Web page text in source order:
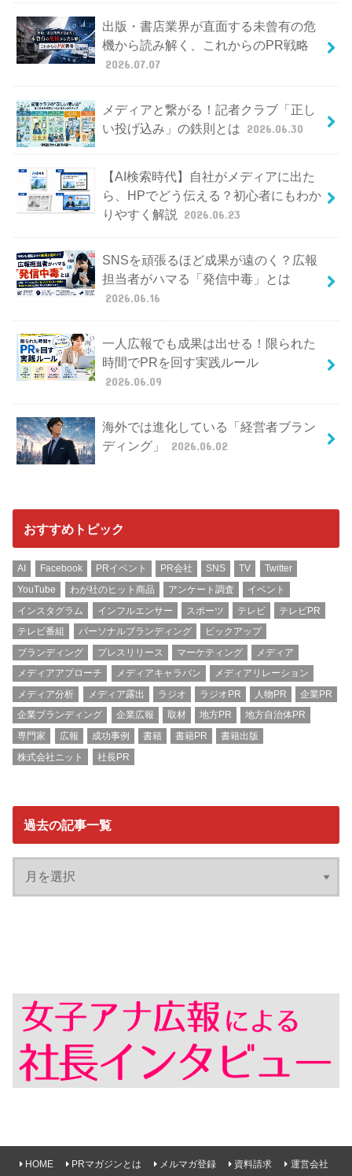
出版・書店業界が直面する未曾有の危
機から読み解く、これからのPR戦略
2026.07.07
メディアと繋がる！記者クラブ「正し
い投げ込み」の鉄則とは 2026.06.30
【AI検索時代】自社がメディアに出た
ら、HPでどう伝える？初心者にもわか
りやすく解説
2026.06.23
SNSを頑張るほど成果が遠のく？広報
担当者がハマる「発信中毒」とは
2026.06.16
一人広報でも成果は出せる！限られた
時間でPRを回す実践ルール
2026.06.09
海外では進化している「経営者ブラン
ディング」
2026.06.02
おすすめトピック
AI Facebook PRイベント PR会社 SNS TV
Twitter
YouTube
わが社のヒット商品 アンケート調査
イベント
インスタグラム
インフルエンサー スポーツ テレビ
テレビPR
テレビ番組
パーソナルブランディング
ピックアップ
ブランディング
プレスリリース マーケティング
メディア
メディアアプローチ
メディアキャラバン
メディアリレーション
メディア分析
メディア露出 ラジオ ラジオPR 人物PR
企業PR
企業ブランディング
企業広報 取材 地方PR
地方自治体PR
専門家
広報 成功事例 書籍 書籍PR
書籍出版
株式会社ニット
社長PR
過去の記事一覧
HOME PRマガジンとは メルマガ登録 資料請求 運営会社